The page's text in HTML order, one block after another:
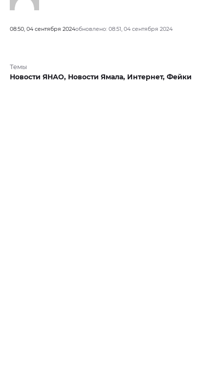
08:50, 04 сентября 2024обновлено: 08:51, 04 сентября 2024
Темы
Новости ЯНАО, Новости Ямала, Интернет, Фейки